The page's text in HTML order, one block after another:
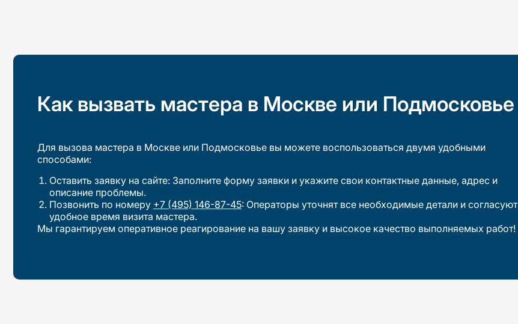
Как вызвать мастера в Москве или Подмосковье
Для вызова мастера в Москве или Подмосковье вы можете воспользоваться двумя удобными
способами:
Оставить заявку на сайте: Заполните форму заявки и укажите свои контактные данные, адрес и
описание проблемы.
Позвонить по номеру +7 (495) 146-87-45: Операторы уточнят все необходимые детали и согласуют
удобное время визита мастера.
Мы гарантируем оперативное реагирование на вашу заявку и высокое качество выполняемых работ!